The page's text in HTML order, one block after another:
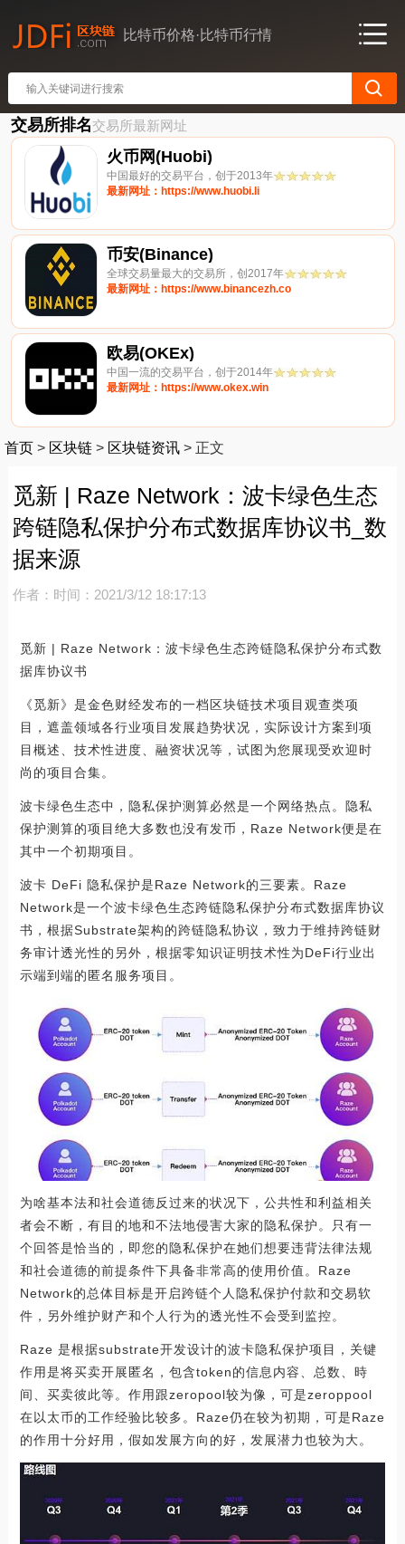
比特币价格·比特币行情
交易所排名交易所最新网址
火币网(Huobi)
中国最好的交易平台，创于2013年
最新网址：https://www.huobi.li
币安(Binance)
全球交易量最大的交易所，创2017年
最新网址：https://www.binancezh.co
欧易(OKEx)
中国一流的交易平台，创于2014年
最新网址：https://www.okex.win
首页 > 区块链 > 区块链资讯 > 正文
觅新 | Raze Network：波卡绿色生态
跨链隐私保护分布式数据库协议书_数
据来源
作者： 时间：2021/3/12 18:17:13
觅新 | Raze Network：波卡绿色生态跨链隐私保护分布式数
据库协议书
《觅新》是金色财经发布的一档区块链技术项目观查类项
目，遮盖领域各行业项目发展趋势状况，实际设计方案到项
目概述、技术性进度、融资状况等，试图为您展现受欢迎时
尚的项目合集。
波卡绿色生态中，隐私保护测算必然是一个网络热点。隐私
保护测算的项目绝大多数也没有发币，Raze Network便是在
其中一个初期项目。
波卡 DeFi 隐私保护是Raze Network的三要素。Raze
Network是一个波卡绿色生态跨链隐私保护分布式数据库协议
书，根据Substrate架构的跨链隐私协议，致力于维持跨链财
务审计透光性的另外，根据零知识证明技术性为DeFi行业出
示端到端的匿名服务项目。
为啥基本法和社会道德反过来的状况下，公共性和利益相关
者会不断，有目的地和不法地侵害大家的隐私保护。只有一
个回答是恰当的，即您的隐私保护在她们想要违背法律法规
和社会道德的前提条件下具备非常高的使用价值。Raze
Network的总体目标是开启跨链个人隐私保护付款和交易软
件，另外维护财产和个人行为的透光性不会受到监控。
Raze 是根据substrate开发设计的波卡隐私保护项目，关键
作用是将买卖开展匿名，包含token的信息内容、总数、時
间、买卖彼此等。作用跟zeropool较为像，可是zeroppool
在以太币的工作经验比较多。Raze仍在较为初期，可是Raze
的作用十分好用，假如发展方向的好，发展潜力也较为大。